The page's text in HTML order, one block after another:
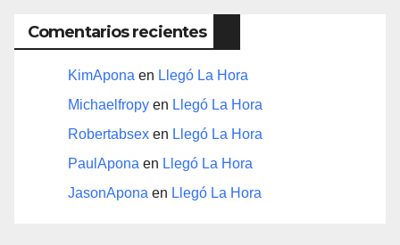
Comentarios recientes
KimApona en Llegó La Hora
Michaelfropy en Llegó La Hora
Robertabsex en Llegó La Hora
PaulApona en Llegó La Hora
JasonApona en Llegó La Hora